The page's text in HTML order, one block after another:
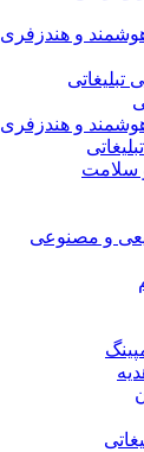
و هندزفری
تبلیغاتی
و هندزفری
سلامت
و مصنوعی